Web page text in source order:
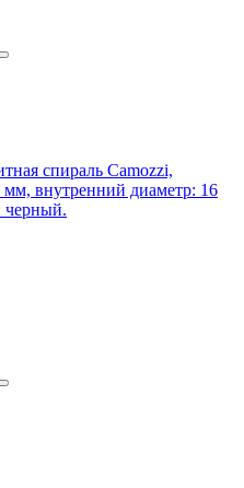
спираль Camozzi,
внутренний диаметр: 16
черный.